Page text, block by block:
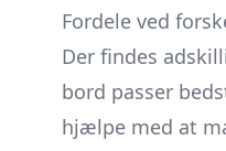
Fordele ved
Der findes
bord passer
hjælpe med at